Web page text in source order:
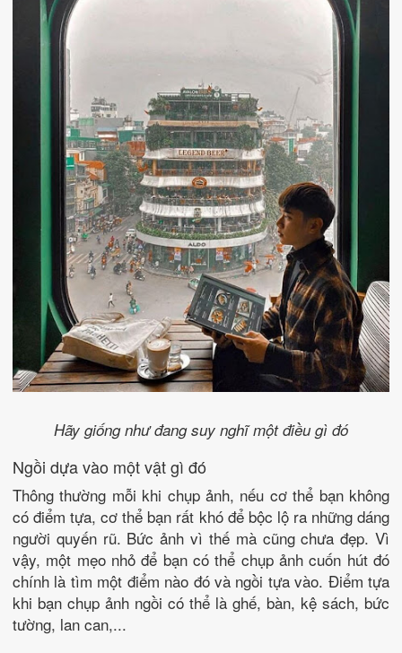
Hãy giống như đang suy nghĩ một điều gì đó
Ngồi dựa vào một vật gì đó
Thông thường mỗi khi chụp ảnh, nếu cơ thể bạn không
có điểm tựa, cơ thể bạn rất khó để bộc lộ ra những dáng
người quyến rũ. Bức ảnh vì thế mà cũng chưa đẹp. Vì
vậy, một mẹo nhỏ để bạn có thể chụp ảnh cuốn hút đó
chính là tìm một điểm nào đó và ngồi tựa vào. Điểm tựa
khi bạn chụp ảnh ngồi có thể là ghế, bàn, kệ sách, bức
tường, lan can,...